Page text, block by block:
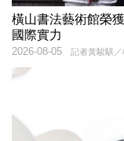
橫山書法藝術館榮
國際實力
記者黃駿騏／
2026-08-05